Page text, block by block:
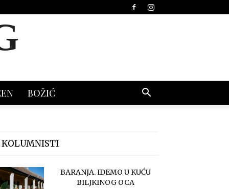
BOŽIĆ
KOLUMNISTI
BARANJA. IDEMO U KUĆU
BILJKINOG OCA